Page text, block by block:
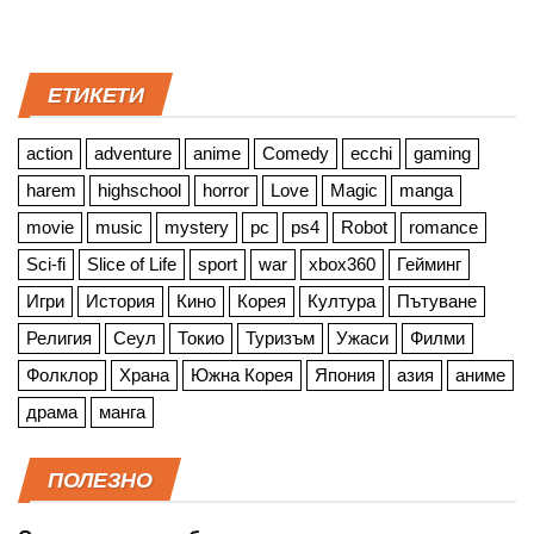
ЕТИКЕТИ
action adventure anime Comedy ecchi
gaming
harem
highschool horror Love Magic
manga
movie
music mystery pc ps4 Robot
romance
Sci-fi
Slice of Life sport war xbox360
Гейминг
Игри
История Кино Корея Култура
Пътуване
Религия
Сеул Токио Туризъм Ужаси
Филми
Фолклор
Храна Южна Корея Япония азия
аниме
драма
манга
ПОЛЕЗНО